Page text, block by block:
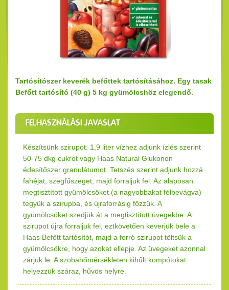
Tartósítószer keverék befőttek tartósításához. Egy tasak
Befőtt tartósító (40 g) 5 kg gyümölcshöz elegendő.
FELHASZNÁLÁSI JAVASLAT
Készítsünk szirupot: 1,9 liter vízhez adjunk ízlés szerint
50-75 dkg cukrot vagy Haas Natural Glukonon
édesítőszer granulátumot. Tetszés szerint adjunk hozzá
fahéjat, szegfűszeget, majd forraljuk fel. Az alaposan
megtisztított gyümölcsöket (a nagyobbakat félbevágva)
tegyük a szirupba, és újraforrásig főzzük. A
gyümölcsöket szedjük át a megtisztított üvegekbe. A
szirupot újra forraljuk fel, eztkövetően keverjük bele a
Haas Befőtt tartósítót, majd a forró szirupot töltsük a
gyümölcsökre, hogy azokat ellepje. Az üvegeket azonnal
zárjuk le. A szobahőmérsékleten kihűlt kompótokat
helyezzük száraz, hűvös helyre.